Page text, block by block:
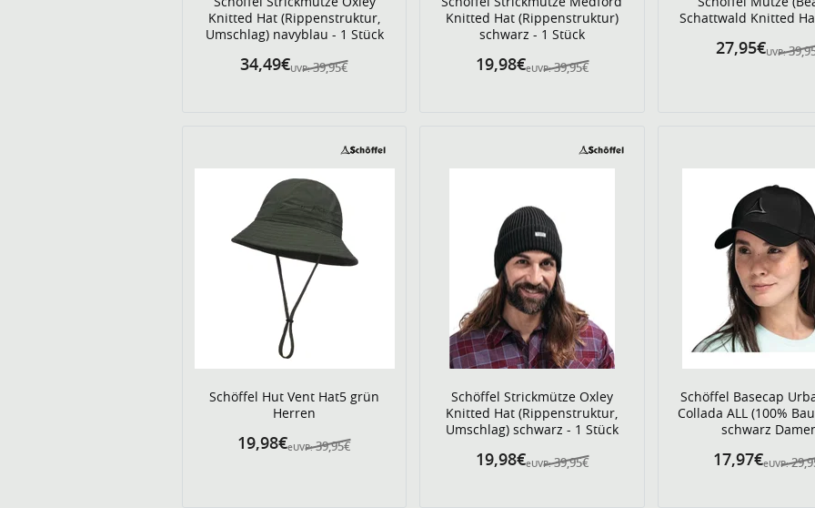
Knitted Hat (Rippenstruktur,
Umschlag) navyblau - 1 Stück
UVP: 39,95€
34,49€
Knitted Hat (Rippenstruktur)
schwarz - 1 Stück
eUVP: 39,95€
19,98€
Schattwald Knitted
UVP:
27,95€
Schöffel Hut Vent Hat5 grün
Herren
eUVP: 39,95€
19,98€
Schöffel Strickmütze Oxley
Knitted Hat (Rippenstruktur,
Umschlag) schwarz - 1 Stück
eUVP: 39,95€
19,98€
Schöffel Basecap
Collada ALL (100%
schwarz
eUVP:
17,97€